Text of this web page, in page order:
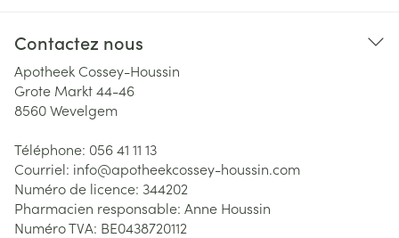
Contactez nous
Apotheek Cossey-Houssin
Grote Markt 44-46
8560Wevelgem
Téléphone: 056 41 11 13
Courriel: info@apotheekcossey-houssin.com
Numéro de licence: 344202
Pharmacien responsable: Anne Houssin
Numéro TVA: BE0438720112